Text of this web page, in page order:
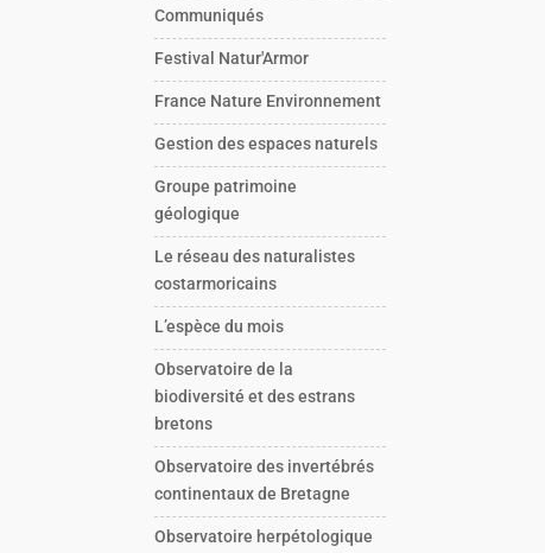
Communiqués
Festival Natur'Armor
France Nature Environnement
Gestion des espaces naturels
Groupe patrimoine
géologique
Le réseau des naturalistes
costarmoricains
L’espèce du mois
Observatoire de la
biodiversité et des estrans
bretons
Observatoire des invertébrés
continentaux de Bretagne
Observatoire herpétologique